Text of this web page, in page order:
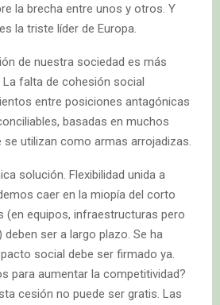
la brecha entre unos y otros. Y
la triste líder de Europa.
de nuestra sociedad es más
La falta de cohesión social
entre posiciones antagónicas
basadas en muchos
utilizan como armas arrojadizas.
solución. Flexibilidad unida a
caer en la miopía del corto
(en equipos, infraestructuras pero
ser a largo plazo. Se ha
social debe ser firmado ya.
para aumentar la competitividad?
cesión no puede ser gratis. Las